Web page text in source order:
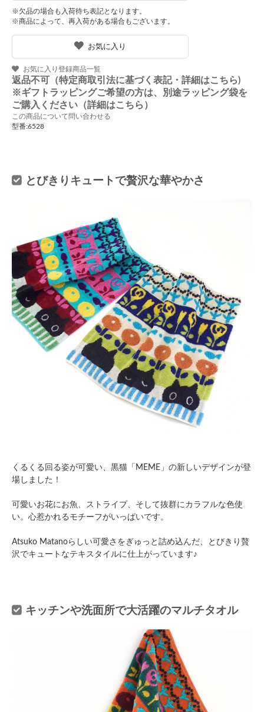
※欠品の場合も入荷待ち表記となります。
※商品によって、再入荷がある場合もございます。
お気に入り
お気に入り登録商品一覧
返品不可（特定商取引法に基づく表記・詳細はこちら)
※ギフトラッピングご希望の方は、別途ラッピング袋を
ご購入ください（詳細はこちら）
この商品について問い合わせる
型番:6528
とびきりキュートで贅沢な華やかさ
くるくる回る姿が可愛い、黒猫「MEME」の新しいデザインが登
場しました！
可愛いお花にお魚、ストライプ、そして抜群にカラフルな色使
い。心惹かれるモチーフがいっぱいです。
Atsuko Matanoらしい可愛さをぎゅっと詰め込んだ、とびきり贅
沢でキュートなテキスタイルに仕上がっています♪
キッチンや洗面所で大活躍のマルチタオル